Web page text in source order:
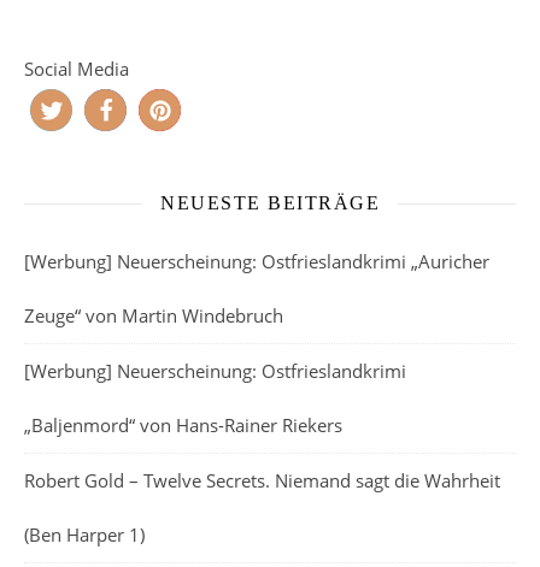
Social Media
NEUESTE BEITRÄGE
[Werbung] Neuerscheinung: Ostfrieslandkrimi „Auricher
Zeuge“ von Martin Windebruch
[Werbung] Neuerscheinung: Ostfrieslandkrimi
„Baljenmord“ von Hans-Rainer Riekers
Robert Gold – Twelve Secrets. Niemand sagt die Wahrheit
(Ben Harper 1)